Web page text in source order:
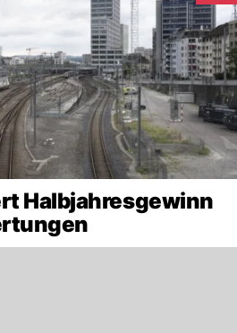
Halbjahresgewinn